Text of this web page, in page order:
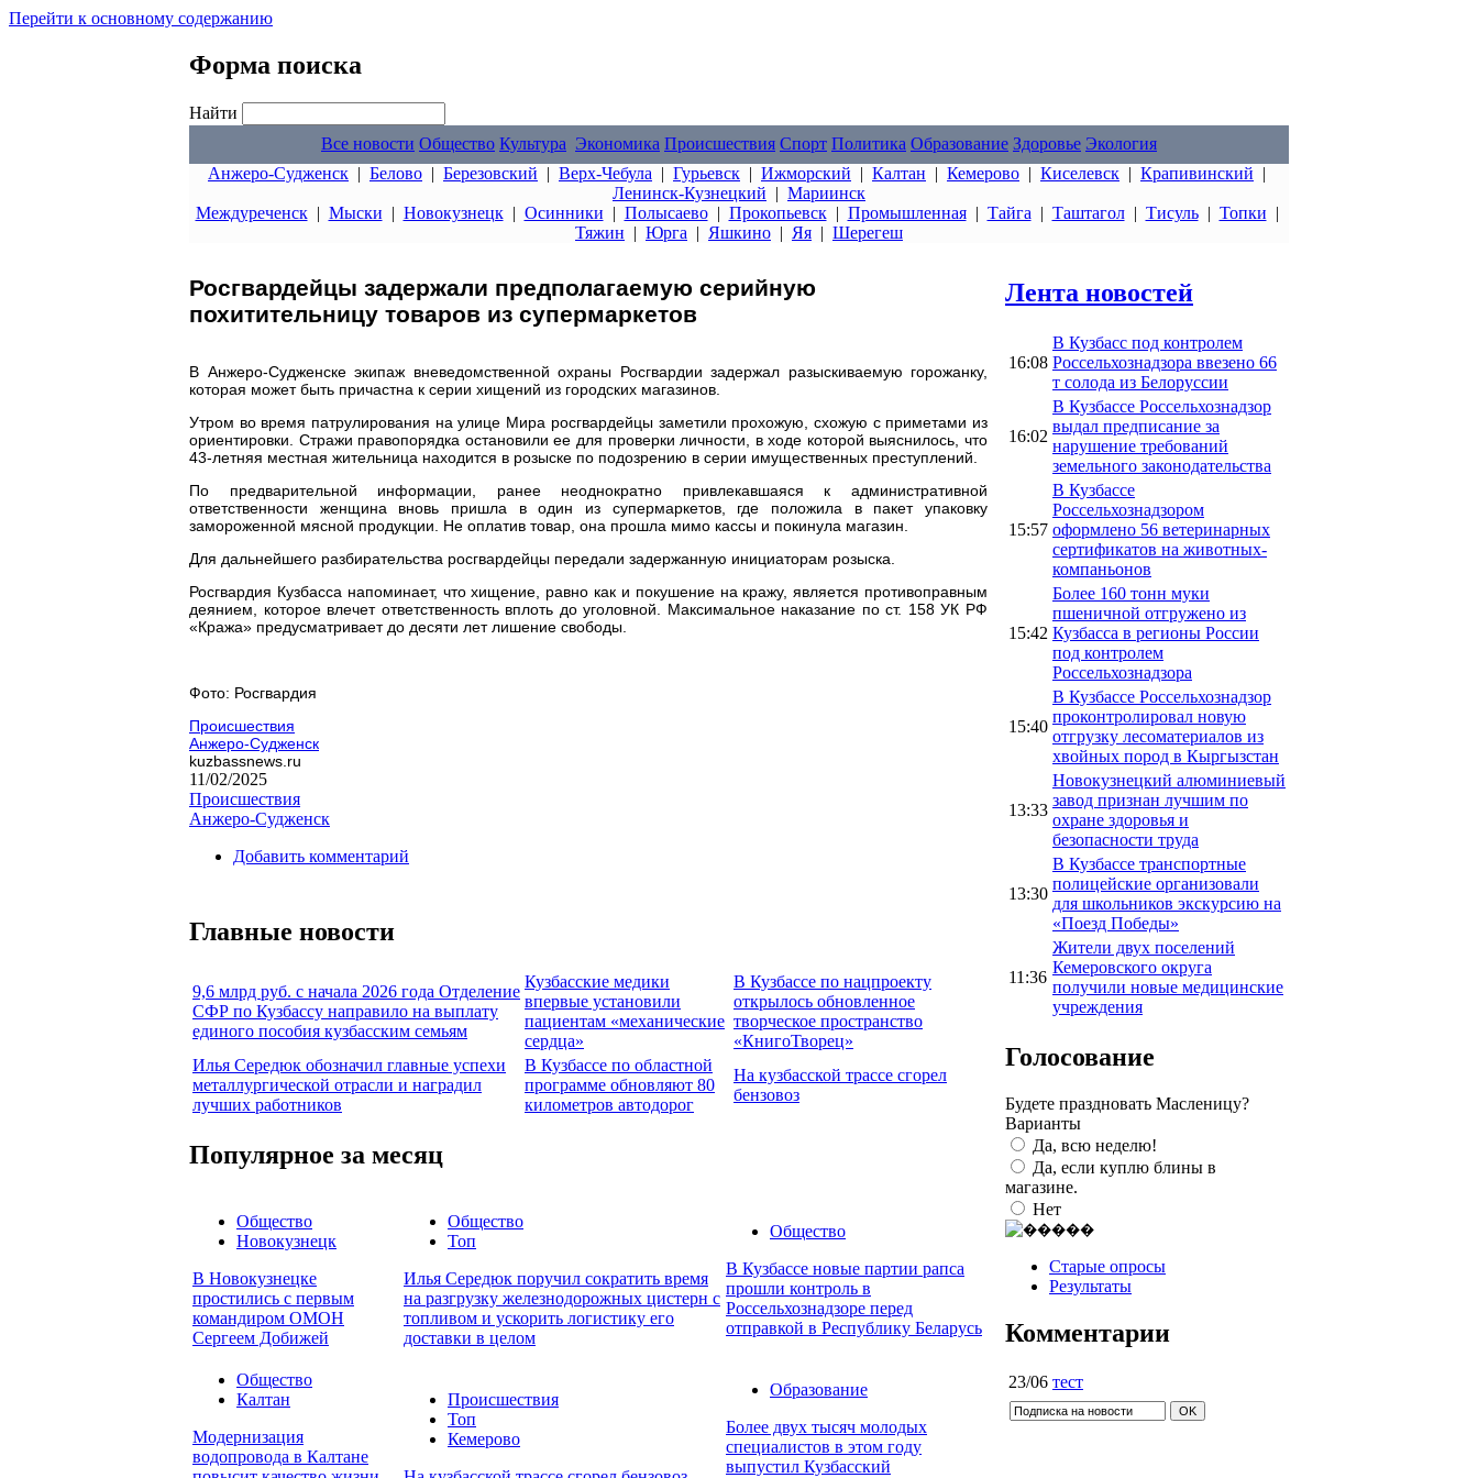
Перейти к основному содержанию
Форма поиска
Найти
Все новости Общество Культура Экономика Происшествия Спорт Политика Образование Здоровье Экология
Анжеро-Судженск | Белово | Березовский | Верх-Чебула | Гурьевск | Ижморский | Калтан | Кемерово | Киселевск | Крапивинский |
Ленинск-Кузнецкий | Мариинск
Междуреченск| Мыски | Новокузнецк| Осинники | Полысаево| Прокопьевск| Промышленная| Тайга | Таштагол| Тисуль| Топки |
Тяжин | Юрга | Яшкино | Яя | Шерегеш
Росгвардейцы задержали предполагаемую серийную
похитительницу товаров из супермаркетов
В Анжеро-Судженске экипаж вневедомственной охраны Росгвардии задержал разыскиваемую горожанку,
которая может быть причастна к серии хищений из городских магазинов.
Утром во время патрулирования на улице Мира росгвардейцы заметили прохожую, схожую с приметами из
ориентировки. Стражи правопорядка остановили ее для проверки личности, в ходе которой выяснилось, что
43-летняя местная жительница находится в розыске по подозрению в серии имущественных преступлений.
По предварительной информации, ранее неоднократно привлекавшаяся к административной
ответственности женщина вновь пришла в один из супермаркетов, где положила в пакет упаковку
замороженной мясной продукции. Не оплатив товар, она прошла мимо кассы и покинула магазин.
Для дальнейшего разбирательства росгвардейцы передали задержанную инициаторам розыска.
Росгвардия Кузбасса напоминает, что хищение, равно как и покушение на кражу, является противоправным
деянием, которое влечет ответственность вплоть до уголовной. Максимальное наказание по ст. 158 УК РФ
«Кража» предусматривает до десяти лет лишение свободы.
Фото: Росгвардия
Происшествия
Анжеро-Судженск
kuzbassnews.ru
11/02/2025
Происшествия
Анжеро-Судженск
Добавить комментарий
Главные новости
9,6 млрд руб. с начала 2026 года Отделение
СФР по Кузбассу направило на выплату
единого пособия кузбасским семьям
Кузбасские медики
впервые установили
пациентам «механические
сердца»
В Кузбассе по нацпроекту
открылось обновленное
творческое пространство
«КнигоТворец»
Илья Середюк обозначил главные успехи
металлургической отрасли и наградил
лучших работников
В Кузбассе по областной
программе обновляют 80
километров автодорог
На кузбасской трассе сгорел
бензовоз
Популярное за месяц
Общество
Новокузнецк
В Новокузнецке
простились с первым
командиром ОМОН
Сергеем Добижей
Общество
Топ
Илья Середюк поручил сократить время
на разгрузку железнодорожных цистерн с
топливом и ускорить логистику его
доставки в целом
Общество
В Кузбассе новые партии рапса
прошли контроль в
Россельхознадзоре перед
отправкой в Республику Беларусь
Общество
Калтан
Модернизация
водопровода в Калтане
Происшествия
Топ
Кемерово
Образование
Более двух тысяч молодых
специалистов в этом году
выпустил Кузбасский
Лента новостей
16:08
В Кузбасс под контролем
Россельхознадзора ввезено 66
т солода из Белоруссии
16:02
В Кузбассе Россельхознадзор
выдал предписание за
нарушение требований
земельного законодательства
15:57
В Кузбассе
Россельхознадзором
оформлено 56 ветеринарных
сертификатов на животных-
компаньонов
15:42
Более 160 тонн муки
пшеничной отгружено из
Кузбасса в регионы России
под контролем
Россельхознадзора
15:40
В Кузбассе Россельхознадзор
проконтролировал новую
отгрузку лесоматериалов из
хвойных пород в Кыргызстан
13:33
Новокузнецкий алюминиевый
завод признан лучшим по
охране здоровья и
безопасности труда
13:30
В Кузбассе транспортные
полицейские организовали
для школьников экскурсию на
«Поезд Победы»
11:36
Жители двух поселений
Кемеровского округа
получили новые медицинские
учреждения
Голосование
Будете праздновать Масленицу?
Варианты
Да, всю неделю!
Да, если куплю блины в
магазине.
Нет
Старые опросы
Результаты
Комментарии
23/06 тест